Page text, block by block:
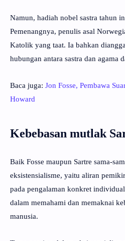
Namun, hadiah nobel sastra tahun
Pemenangnya, penulis asal
Katolik yang taat. Ia bahkan
hubungan antara sastra dan agama
Baca juga: Jon Fosse, Pembawa
Howard
Kebebasan mutlak
Baik Fosse maupun Sartre sama-
eksistensialisme, yaitu aliran
pada pengalaman konkret
dalam memahami dan memaknai
manusia.